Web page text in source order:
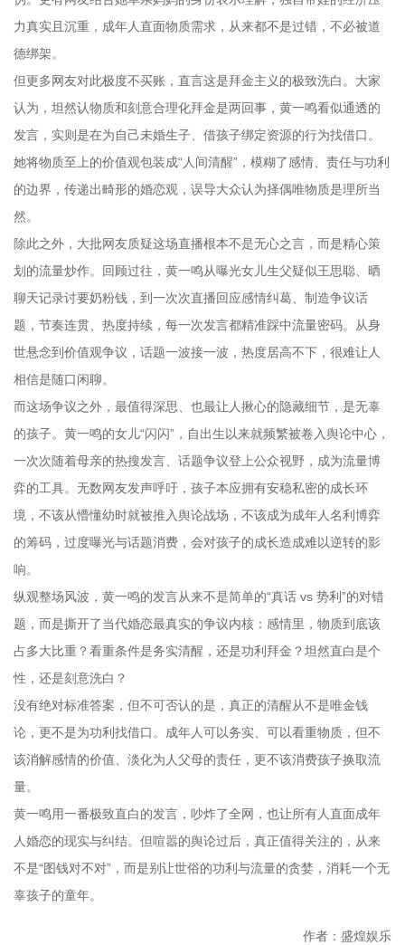
力真实且沉重，成年人直面物质需求，从来都不是过错，不必被道
德绑架。
但更多网友对此极度不买账，直言这是拜金主义的极致洗白。大家
认为，坦然认物质和刻意合理化拜金是两回事，黄一鸣看似通透的
发言，实则是在为自己未婚生子、借孩子绑定资源的行为找借口。
她将物质至上的价值观包装成“人间清醒”，模糊了感情、责任与功利
的边界，传递出畸形的婚恋观，误导大众认为择偶唯物质是理所当
然。
除此之外，大批网友质疑这场直播根本不是无心之言，而是精心策
划的流量炒作。回顾过往，黄一鸣从曝光女儿生父疑似王思聪、晒
聊天记录讨要奶粉钱，到一次次直播回应感情纠葛、制造争议话
题，节奏连贯、热度持续，每一次发言都精准踩中流量密码。从身
世悬念到价值观争议，话题一波接一波，热度居高不下，很难让人
相信是随口闲聊。
而这场争议之外，最值得深思、也最让人揪心的隐藏细节，是无辜
的孩子。黄一鸣的女儿“闪闪”，自出生以来就频繁被卷入舆论中心，
一次次随着母亲的热搜发言、话题争议登上公众视野，成为流量博
弈的工具。无数网友发声呼吁，孩子本应拥有安稳私密的成长环
境，不该从懵懂幼时就被推入舆论战场，不该成为成年人名利博弈
的筹码，过度曝光与话题消费，会对孩子的成长造成难以逆转的影
响。
纵观整场风波，黄一鸣的发言从来不是简单的“真话 vs 势利”的对错
题，而是撕开了当代婚恋最真实的争议内核：感情里，物质到底该
占多大比重？看重条件是务实清醒，还是功利拜金？坦然直白是个
性，还是刻意洗白？
没有绝对标准答案，但不可否认的是，真正的清醒从不是唯金钱
论，更不是为功利找借口。成年人可以务实、可以看重物质，但不
该消解感情的价值、淡化为人父母的责任，更不该消费孩子换取流
量。
黄一鸣用一番极致直白的发言，吵炸了全网，也让所有人直面成年
人婚恋的现实与纠结。但喧嚣的舆论过后，真正值得关注的，从来
不是“图钱对不对”，而是别让世俗的功利与流量的贪婪，消耗一个无
辜孩子的童年。
作者：盛煌娱乐